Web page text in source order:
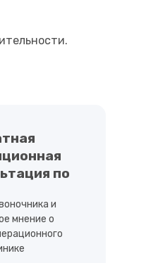
по
и
мнение о